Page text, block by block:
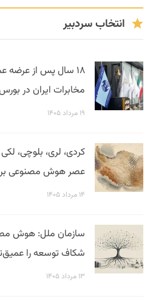
انتخاب سردبیر
۱۸ سال پس از
مخابرات ایران در
۱۹ مرداد ۱۴۰۵
کردی، لری، بلوچی،
عصر هوش مصنوعی برای
۱۴ مرداد ۱۴۰۵
سازمان ملل: هوش
شکاف توسعه را
۱۳ مرداد ۱۴۰۵